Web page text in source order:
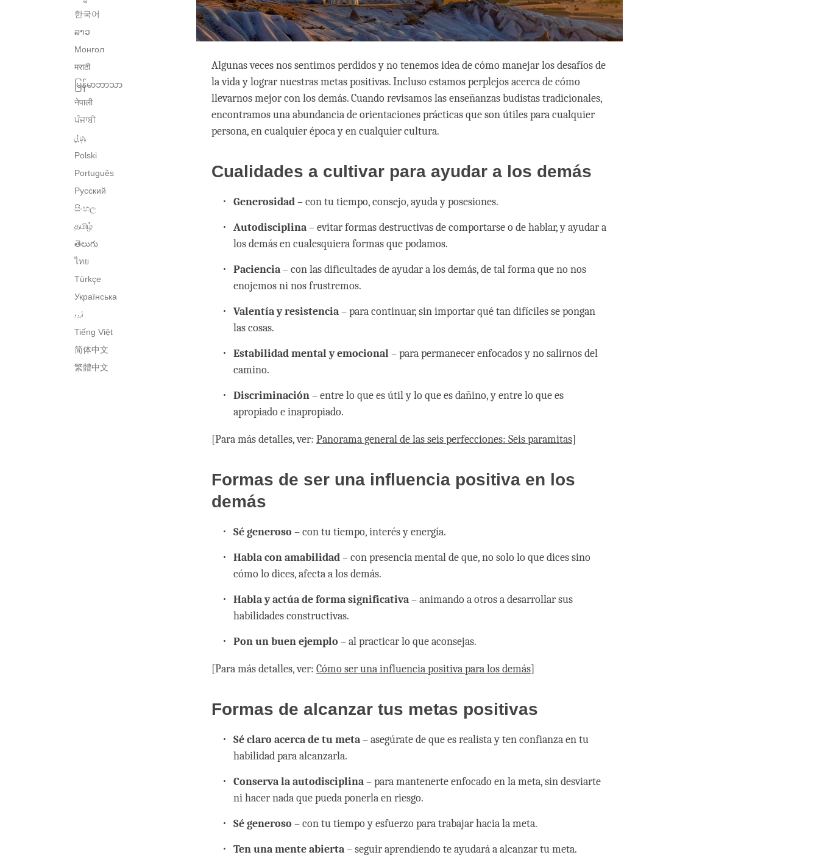
한국어
ລາວ
Монгол
मराठी
မြန်မာဘာသာ
नेपाली
ਪੰਜਾਬੀ
پنجابی
Polski
Português
Русский
සිංහල
தமிழ்
తెలుగు
ไทย
Türkçe
Українська
اُردو
Tiếng Việt
简体中文
繁體中文
Algunas veces nos sentimos perdidos y no tenemos idea de cómo manejar los desafíos de
la vida y lograr nuestras metas positivas. Incluso estamos perplejos acerca de cómo
llevarnos mejor con los demás. Cuando revisamos las enseñanzas budistas tradicionales,
encontramos una abundancia de orientaciones prácticas que son útiles para cualquier
persona, en cualquier época y en cualquier cultura.
Cualidades a cultivar para ayudar a los demás
Generosidad– con tu tiempo, consejo, ayuda y posesiones.
Autodisciplina– evitar formas destructivas de comportarse o de hablar, y ayudar a
los demás en cualesquiera formas que podamos.
Paciencia– con las dificultades de ayudar a los demás, de tal forma que no nos
enojemos ni nos frustremos.
Valentía y resistencia– para continuar, sin importar qué tan difíciles se pongan
las cosas.
Estabilidad mental y emocional– para permanecer enfocados y no salirnos del
camino.
Discriminación– entre lo que es útil y lo que es dañino, y entre lo que es
apropiado e inapropiado.
[Para más detalles, ver: Panorama general de las seis perfecciones: Seis paramitas]
Formas de ser una influencia positiva en los
demás
Sé generoso – con tu tiempo, interés y energía.
Habla con amabilidad– con presencia mental de que, no solo lo que dices sino
cómo lo dices, afecta a los demás.
Habla y actúa de forma significativa– animando a otros a desarrollar sus
habilidades constructivas.
Pon un buen ejemplo – al practicar lo que aconsejas.
[Para más detalles, ver: Cómo ser una influencia positiva para los demás]
Formas de alcanzar tus metas positivas
Sé claro acerca de tu meta– asegúrate de que es realista y ten confianza en tu
habilidad para alcanzarla.
Conserva la autodisciplina– para mantenerte enfocado en la meta, sin desviarte
ni hacer nada que pueda ponerla en riesgo.
Sé generoso – con tu tiempo y esfuerzo para trabajar hacia la meta.
Ten una mente abierta– seguir aprendiendo te ayudará a alcanzar tu meta.